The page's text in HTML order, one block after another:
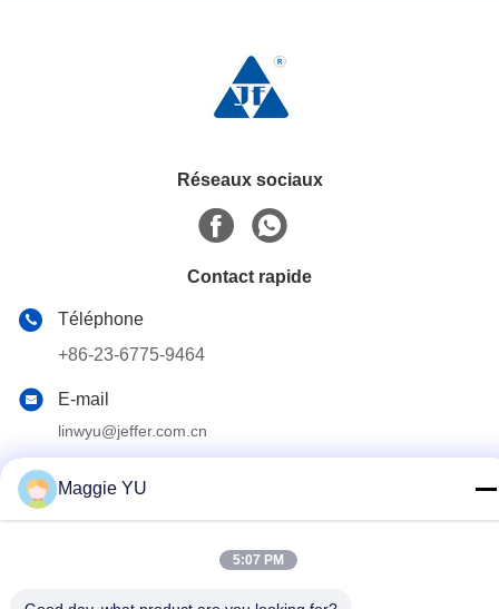
Réseaux sociaux
Contact rapide
Téléphone
+86-23-6775-9464
E-mail
linwyu@jeffer.com.cn
4FL, B3 Saturn Builing, route d'étoile de no. 98, nouvelle
zone du nord, Chongqing, Chine
Maggie YU
5:07 PM